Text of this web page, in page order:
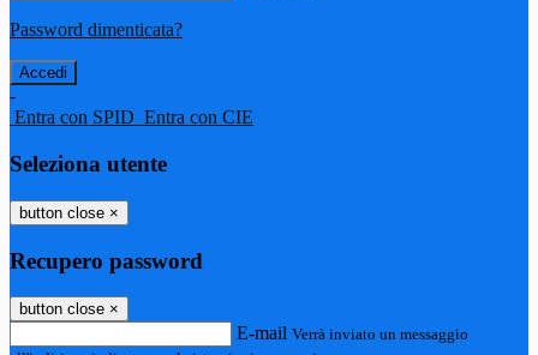
Password dimenticata?
-
Entra con SPID Entra con CIE
Seleziona utente
button close ×
Recupero password
button close ×
E-mail Verrà inviato un messaggio